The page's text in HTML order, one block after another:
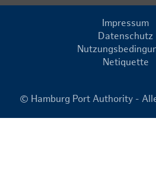
Impressum
Datenschutz
Netiquette
© Hamburg Port Authority -